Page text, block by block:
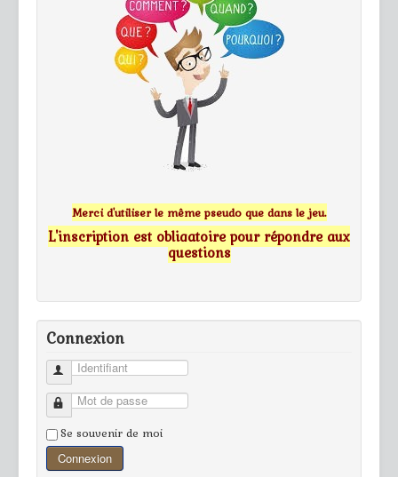
Merci d'utiliser le même pseudo que dans le jeu.
L'inscription est obligatoire pour répondre aux
questions
Connexion
Identifiant
Mot de passe
Se souvenir de moi
Connexion